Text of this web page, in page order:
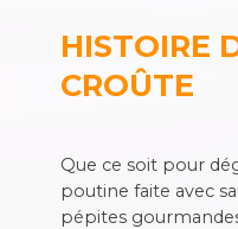
HISTOIRE
CROÛTE
Que ce soit pour
poutine faite avec
pépites